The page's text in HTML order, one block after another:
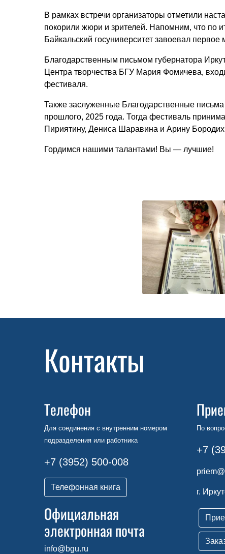
В рамках встречи организаторы отметили
покорили жюри и зрителей. Напомним, что по
Байкальский госуниверситет завоевал
Благодарственным письмом губернатора
Центра творчества БГУ Мария Фомичева,
фестиваля.
Также заслуженные Благодарственные письма
прошлого, 2025 года. Тогда фестиваль
Пириятину, Дениса Шаравина и Арину
Гордимся нашими талантами! Вы — лучшие!
Контакты
Телефон
Для соединения с внутренним номером
подразделения или работника
+7 (3952) 500-008
Телефонная книга
Официальная
электронная почта
info@bgu.ru
По
+7
г.